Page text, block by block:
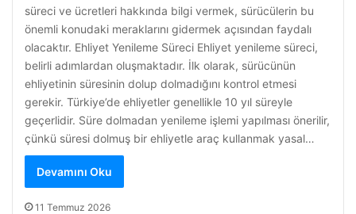
süreci ve ücretleri hakkında bilgi vermek, sürücülerin bu
önemli konudaki meraklarını gidermek açısından faydalı
olacaktır. Ehliyet Yenileme Süreci Ehliyet yenileme süreci,
belirli adımlardan oluşmaktadır. İlk olarak, sürücünün
ehliyetinin süresinin dolup dolmadığını kontrol etmesi
gerekir. Türkiye’de ehliyetler genellikle 10 yıl süreyle
geçerlidir. Süre dolmadan yenileme işlemi yapılması önerilir,
çünkü süresi dolmuş bir ehliyetle araç kullanmak yasal…
Devamını Oku
11 Temmuz 2026